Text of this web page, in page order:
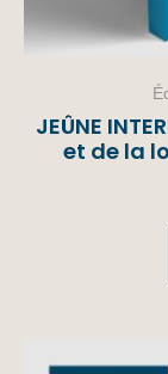
JEÛNE
et de la